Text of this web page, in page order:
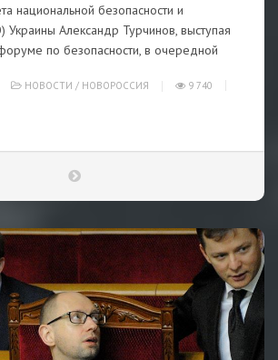
национальной безопасности и
Александр Турчинов, выступая
по безопасности, в очередной
НОВОСТИ / НОВОРОССИЯ
9 740